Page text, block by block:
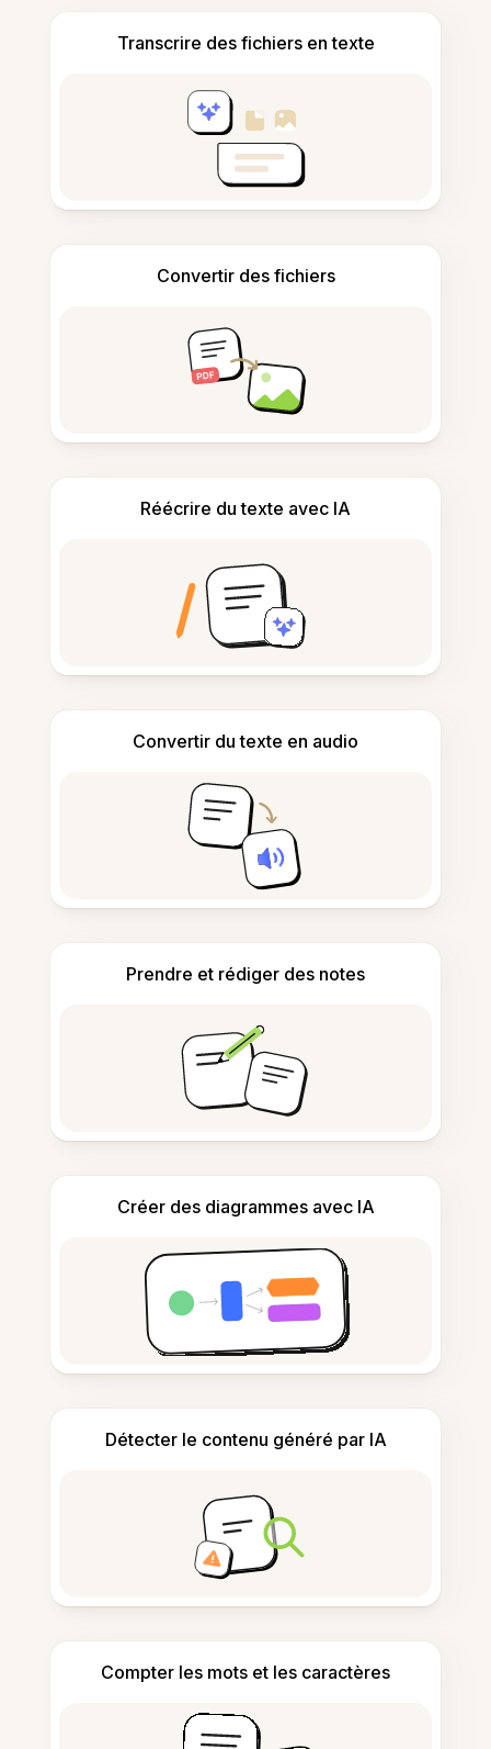
Transcrire des fichiers en texte
Convertir des fichiers
Réécrire du texte avec IA
Convertir du texte en audio
Prendre et rédiger des notes
Créer des diagrammes avec IA
Détecter le contenu généré par IA
Compter les mots et les caractères